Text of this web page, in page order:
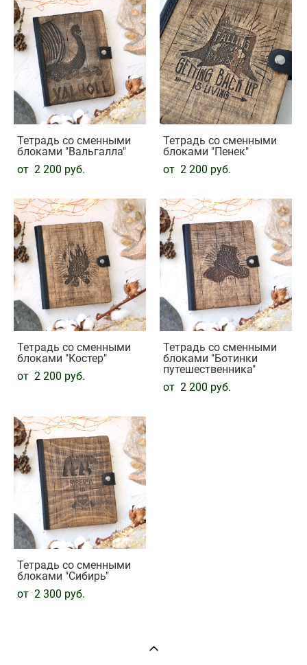
Тетрадь со сменными
блоками "Вальгалла"
от 2 200 pуб.
Тетрадь со сменными
блоками "Пенек"
от 2 200 pуб.
Тетрадь со сменными
блоками "Костер"
от 2 200 pуб.
Тетрадь со сменными
блоками "Ботинки
путешественника"
от 2 200 pуб.
Тетрадь со сменными
блоками "Сибирь"
от 2 300 pуб.